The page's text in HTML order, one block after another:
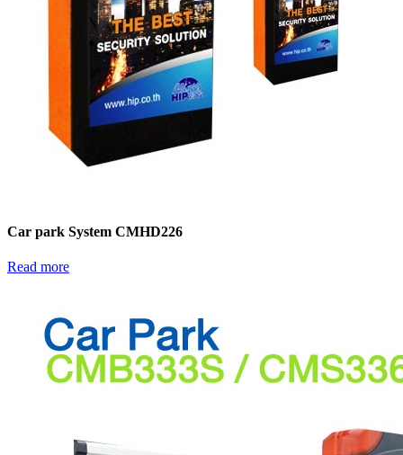
Car park System CMHD226
Read more